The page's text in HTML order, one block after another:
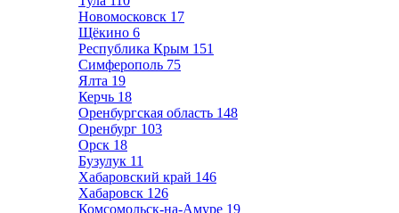
Новомосковск 17
Щёкино 6
Республика Крым 151
Симферополь 75
Ялта 19
Керчь 18
Оренбургская область 148
Оренбург 103
Орск 18
Бузулук 11
Хабаровский край 146
Хабаровск 126
Комсомольск-на-Амуре 19